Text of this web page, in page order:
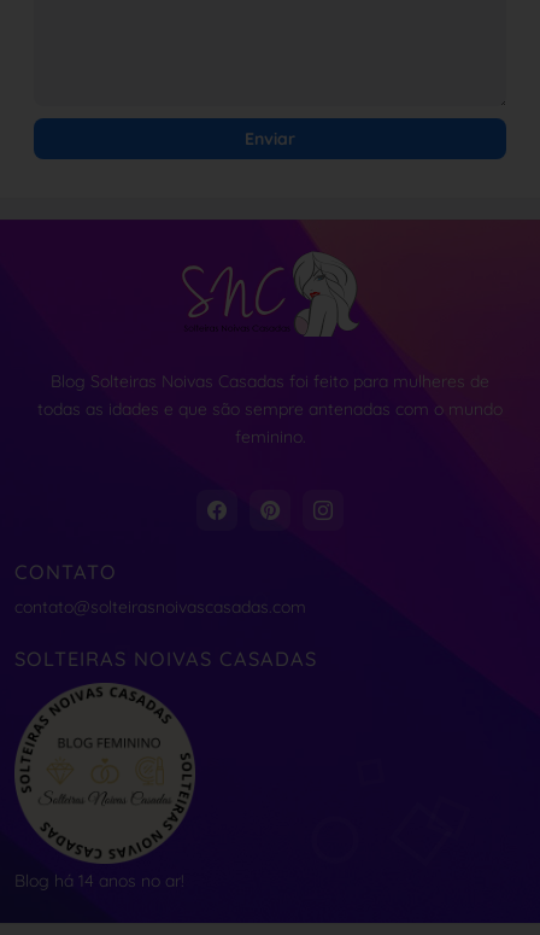
Blog Solteiras Noivas Casadas foi feito para mulheres de
todas as idades e que são sempre antenadas com o mundo
feminino.
CONTATO
contato@solteirasnoivascasadas.com
SOLTEIRAS NOIVAS CASADAS
Blog há 14 anos no ar!